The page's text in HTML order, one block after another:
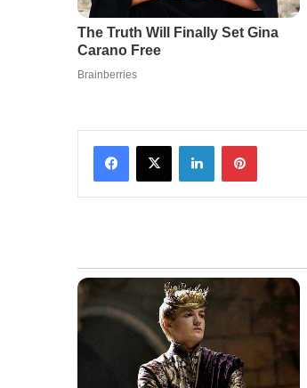
Facebook
X LinkedInPinterest